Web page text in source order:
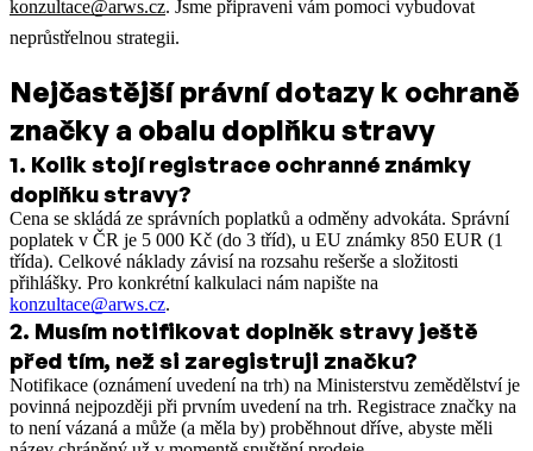
konzultace@arws.cz. Jsme připraveni vám pomoci vybudovat
neprůstřelnou strategii.
Nejčastější právní dotazy k ochraně
značky a obalu doplňku stravy
1. Kolik stojí registrace ochranné známky
doplňku stravy?
Cena se skládá ze správních poplatků a odměny advokáta. Správní
poplatek v ČR je 5 000 Kč (do 3 tříd), u EU známky 850 EUR (1
třída). Celkové náklady závisí na rozsahu rešerše a složitosti
přihlášky. Pro konkrétní kalkulaci nám napište na
konzultace@arws.cz.
2. Musím notifikovat doplněk stravy ještě
před tím, než si zaregistruji značku?
Notifikace (oznámení uvedení na trh) na Ministerstvu zemědělství je
povinná nejpozději při prvním uvedení na trh. Registrace značky na
to není vázaná a může (a měla by) proběhnout dříve, abyste měli